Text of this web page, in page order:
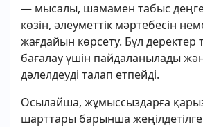
— мысалы, шамамен табыс
көзін, әлеуметтік мәртебесін
жағдайын көрсету. Бұл деректер
бағалау үшін пайдаланылады
дәлелдеуді талап етпейді.
Осылайша, жұмыссыздарға қарыз
шарттары барынша